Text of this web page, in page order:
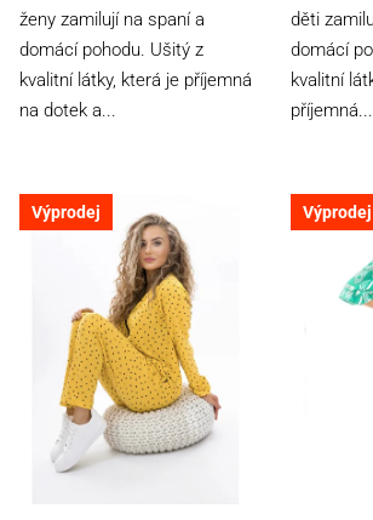
ženy zamilují na spaní a
domácí pohodu. Ušitý z
kvalitní látky, která je příjemná
na dotek a...
děti
domácí
kvalitní
příjemná...
Výprodej Výprodej